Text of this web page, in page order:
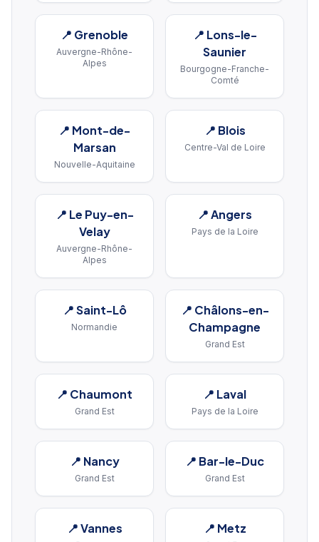
📍 Grenoble
Auvergne-Rhône-
Alpes
📍 Lons-le-
Saunier
Bourgogne-Franche-
Comté
📍 Mont-de-
Marsan
Nouvelle-Aquitaine
📍 Blois
Centre-Val de Loire
📍 Le Puy-en-
Velay
Auvergne-Rhône-
Alpes
📍Angers
Pays de la Loire
📍Saint-Lô
Normandie
📍 Châlons-en-
Champagne
Grand Est
📍 Chaumont
Grand Est
📍 Laval
Pays de la Loire
📍 Nancy
Grand Est
📍 Bar-le-Duc
Grand Est
📍Vannes 📍 Metz